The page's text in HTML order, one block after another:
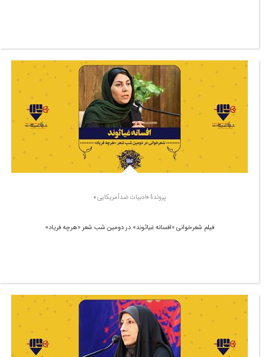
پروندۀ «ادبیات ضدآمریکایی»
فیلم شعرخوانی «افسانه غیاثوند» در دومین شب شعر «هرچه فریاد»